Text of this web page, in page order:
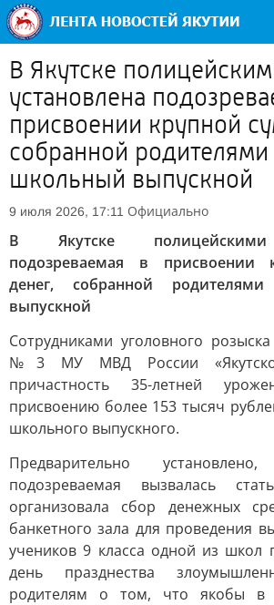
В Якутске
установлена
присвоении крупной
собранной родителями
школьный выпускной
9 июля 2026, 17:11 Официально
В Якутске полицейскими
подозреваемая в присвоении
денег, собранной
выпускной
Сотрудниками уголовного
№3 МУ МВД России
причастность 35-летней
присвоению более 153 тысяч
школьного выпускного.
Предварительно
подозреваемая вызвалась
организовала сбор денежных
банкетного зала для проведения
учеников 9 класса одной из школ
день празднества
родителям о том, что якобы в